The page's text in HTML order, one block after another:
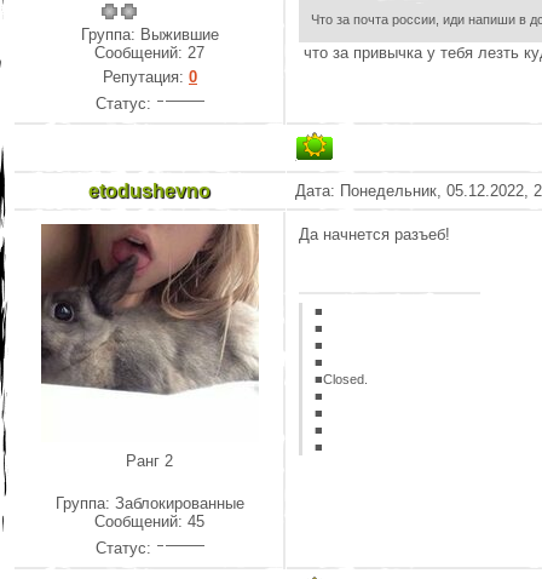
Группа: Выжившие
Сообщений: 27
Репутация: 0
Статус:
Что за почта россии, иди напиши в
что за привычка у тебя лезть
etodushevno Дата: Понедельник, 05.12.2022,
Ранг 2
Группа: Заблокированные
Сообщений:45
Статус:
Да начнется разъеб!
■
■
■
■
■Closed.
■
■
■
■